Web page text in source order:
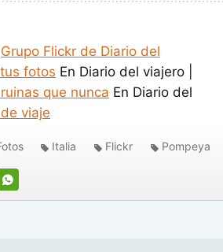
Grupo Flickr de Diario del
fotos En Diario del viajero |
que nunca En Diario del
viaje
Italia Flickr Pompeya